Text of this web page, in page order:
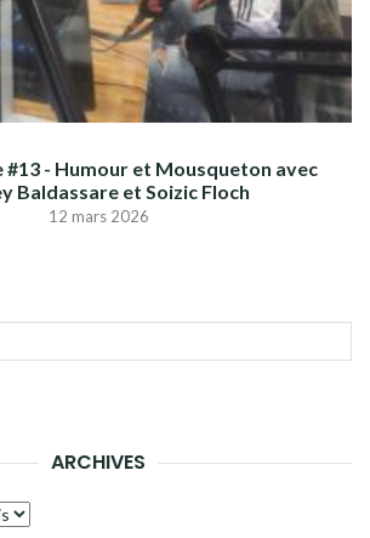
#13 - Humour et Mousqueton avec
Baldassare et Soizic Floch
12 mars 2026
ARCHIVES